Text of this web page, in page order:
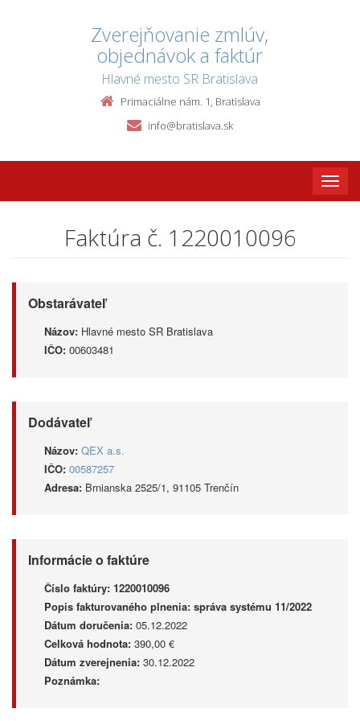
Zverejňovanie zmlúv,
objednávok a faktúr
Hlavné mesto SR Bratislava
Primaciálne nám. 1, Bratislava
info@bratislava.sk
Toggle
Faktúra č. 1220010096
Obstarávateľ
Názov: Hlavné mesto SR Bratislava
IČO: 00603481
Dodávateľ
Názov: QEX a.s.
IČO: 00587257
Adresa: Brnianska 2525/1, 91105 Trenčín
Informácie o faktúre
Číslo faktúry: 1220010096
Popis fakturovaného plnenia: správa systému 11/2022
Dátum doručenia: 05.12.2022
Celková hodnota: 390,00 €
Dátum zverejnenia: 30.12.2022
Poznámka: